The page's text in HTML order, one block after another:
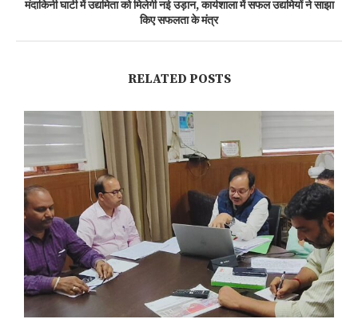
मंदाकिनी घाटी में उद्यमिता को मिलेगी नई उड़ान, कार्यशाला में सफल उद्यमियों ने साझा
किए सफलता के मंत्र
RELATED POSTS